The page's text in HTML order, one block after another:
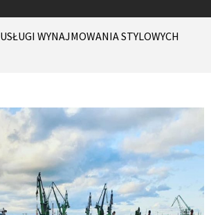
USŁUGI WYNAJMOWANIA STYLOWYCH